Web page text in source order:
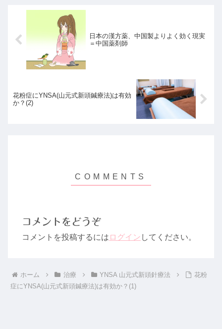
日本の漢方薬、中国製よりよく効く現実
＝中国薬剤師
花粉症にYNSA(山元式新頭鍼療法)は有効
か？(2)
コメントをどうぞ
コメントを投稿するには ログイン してください。
ホーム 治療 YNSA 山元式新頭針療法
花粉
症にYNSA(山元式新頭鍼療法)は有効か？(1)